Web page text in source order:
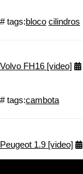
# tags:bloco cilindros
Volvo FH16 [video]
# tags:cambota
Peugeot 1.9 [video]